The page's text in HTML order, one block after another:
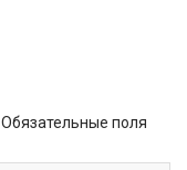
Обязательные поля